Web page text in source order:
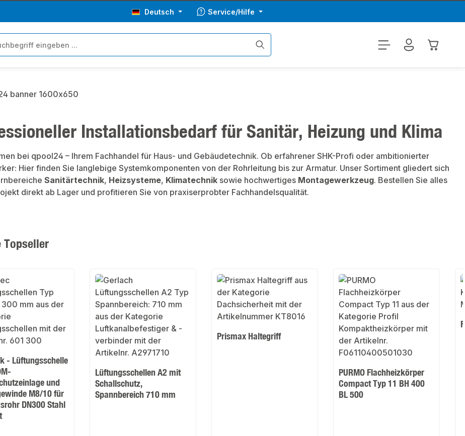
Deutsch Service/Hilfe
überspringen
Installationsbedarf für Sanitär, Heizung und Klima
bei qpool24 – Ihrem Fachhandel für Haus- und Gebäudetechnik. Ob erfahrener SHK-Profi oder ambitionierter
Hier finden Sie langlebige Systemkomponenten von der Rohrleitung bis zur Armatur. Unser Sortiment gliedert sich
Sanitärtechnik, Heizsysteme, Klimatechnik sowie hochwertiges Montagewerkzeug. Bestellen Sie alles
direkt ab Lager und profitieren Sie von praxiserprobter Fachhandelsqualität.
überspringen
Topseller
- Lüftungsschelle
und
M8/10 für
DN300 Stahl
Lüftungsschellen A2 mit
Schallschutz,
Spannbereich 710 mm
Prismax Haltegriff
PURMO Flachheizkörper
Compact Typ 11 BH 400
BL 500